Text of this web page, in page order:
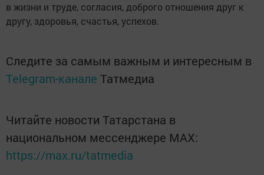
в жизни и труде, согласия, доброго отношения друг к
другу, здоровья, счастья, успехов.
Следите за самым важным и интересным в
Telegram-канале Татмедиа
Читайте новости Татарстана в
национальном мессенджере MАХ:
https://max.ru/tatmedia